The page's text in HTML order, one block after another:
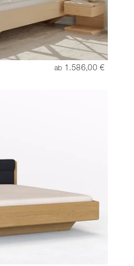
ab 1.586,00 €